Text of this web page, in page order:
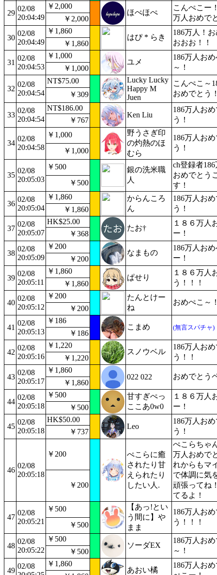
29
02/08
20:04:49
￥2,000
ほぺほぺ
こんぺこー
万人おめで
￥2,000
30
02/08
20:04:49
￥1,860
はぴ * らき
186万人！
おおお！！
￥1,860
31
02/08
20:04:53
￥1,000
ユメ
186万人お
～！
￥1,000
32
02/08
20:04:54
NT$75.00
Lucky Lucky
Happy M
Juen
こんぺこ～
おめでとう
￥309
33
02/08
20:04:54
NT$186.00
Ken Liu
186万人お
う！
￥767
34
02/08
20:04:58
￥1,000
野うさぎ印
の灼熱のほ
むら
186万人お
う！
￥1,000
35
02/08
20:05:03
￥500
銀の洗米職
人
ch登録者
おめでとう
す！
￥500
36
02/08
20:05:04
￥1,860
からんころ
ん
186万人お
う！
￥1,860
37
02/08
20:05:07
HK$25.00
たお†
１８６万人
ー！
￥368
38
02/08
20:05:09
￥200
なまもの
186万人お
ー！
￥200
39
02/08
20:05:11
￥1,860
ぱせり
１８６万人
う！！！
￥1,860
40
02/08
20:05:12
￥200
たんとけー
ね
おめぺこ～
￥200
41
02/08
20:05:13
￥186
こまめ (無言スパチャ)
￥186
42
02/08
20:05:16
￥1,220
スノウベル
186万人お
う！！
￥1,220
43
02/08
20:05:17
￥1,860
022 022
おめでとう
￥1,860
44
02/08
20:05:18
￥500
甘すぎぺっ
ここあ0w0
１８６万人
ー！
￥500
45
02/08
20:05:18
HK$50.00
Leo
186万人お
う！
￥737
46
02/08
20:05:18
￥200
ぺこらに癒
されたり甘
えられたり
したい人.
ぺこらちゃ
万人おめで
れからもマ
で体調に気
頑張ってね
てるよ！
￥200
47
02/08
20:05:21
￥500
【あっ!とい
う間に】や
まま
186万人お
う！！！
￥500
48
02/08
20:05:22
￥500
ソーダEX
186万人お
～！
￥500
49
02/08
￥1,860
あおい橘
186万人お